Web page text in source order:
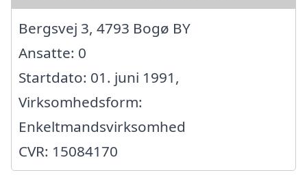
Bergsvej 3, 4793 Bogø BY
Ansatte: 0
Startdato: 01. juni 1991,
Virksomhedsform:
Enkeltmandsvirksomhed
CVR: 15084170